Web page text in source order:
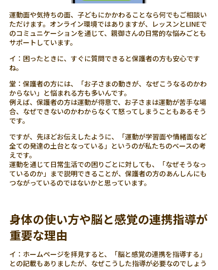
運動面や気持ちの面、子どもにかかわることなら何でもご相談い
ただけます。オンライン環境ではありますが、レッスンとLINEで
のコミュニケーションを通じて、親御さんの日常的な悩みごとも
サポートしています。
イ：困ったときに、すぐに質問できると保護者の方も安心です
ね。
堂：保護者の方には、「お子さまの動きが、なぜこうなるのかわ
からない」と悩まれる方も多いんです。
例えば、保護者の方は運動が得意で、お子さまは運動が苦手な場
合、なぜできないのかわからなくて怒ってしまうこともあるそう
です。
ですが、先ほどお伝えしたように、「運動が学習面や情緒面など
全ての発達の土台となっている」というのが私たちのベースの考
えです。
運動を通じて日常生活での困りごとに対しても、「なぜそうなっ
ているのか」まで説明できることが、保護者の方のあんしんにも
つながっているのではないかと思っています。
身体の使い方や脳と感覚の連携指導が
重要な理由
イ：ホームページを拝見すると、「脳と感覚の連携を指導する」
との記載もありましたが、なぜこうした指導が必要なのでしょう